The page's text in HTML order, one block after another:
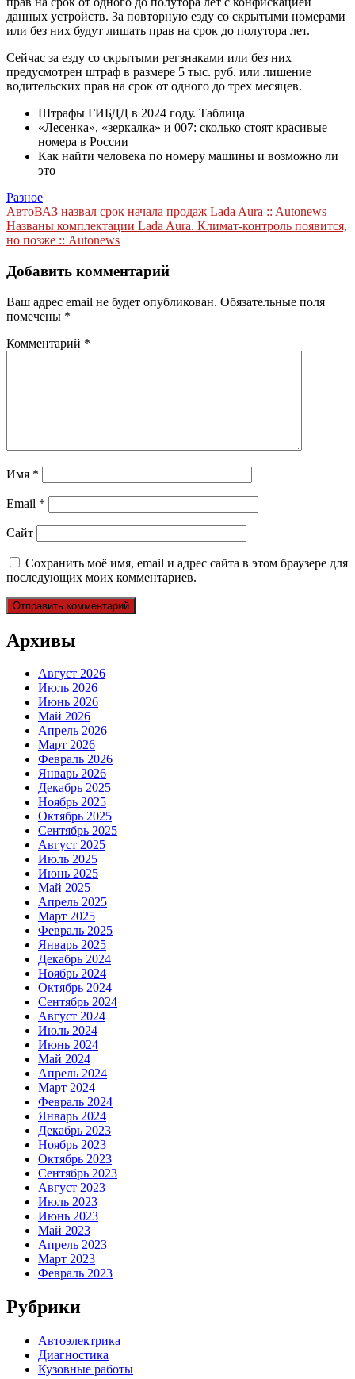
данных устройств. За повторную езду со скрытыми номерами
или без них будут лишать прав на срок до полутора лет.
Сейчас за езду со скрытыми регзнаками или без них
предусмотрен штраф в размере 5 тыс. руб. или лишение
водительских прав на срок от одного до трех месяцев.
Штрафы ГИБДД в 2024 году. Таблица
«Лесенка», «зеркалка» и 007: сколько стоят красивые
номера в России
Как найти человека по номеру машины и возможно ли
это
Разное
Навигация
по
АвтоВАЗ назвал срок начала продаж Lada Aura :: Autonews
Названы комплектации Lada Aura. Климат-контроль появится,
но позже :: Autonews
Добавить комментарий
Ваш адрес email не будет опубликован. Обязательные поля
помечены *
Комментарий *
Имя *
Email *
Сайт
Сохранить моё имя, email и адрес сайта в этом браузере для
последующих моих комментариев.
Архивы
Август 2026
Июль 2026
Июнь 2026
Май 2026
Апрель 2026
Март 2026
Февраль 2026
Январь 2026
Декабрь 2025
Ноябрь 2025
Октябрь 2025
Сентябрь 2025
Август 2025
Июль 2025
Июнь 2025
Май 2025
Апрель 2025
Март 2025
Февраль 2025
Январь 2025
Декабрь 2024
Ноябрь 2024
Октябрь 2024
Сентябрь 2024
Август 2024
Июль 2024
Июнь 2024
Май 2024
Апрель 2024
Март 2024
Февраль 2024
Январь 2024
Декабрь 2023
Ноябрь 2023
Октябрь 2023
Сентябрь 2023
Август 2023
Июль 2023
Июнь 2023
Май 2023
Апрель 2023
Март 2023
Февраль 2023
Рубрики
Автоэлектрика
Диагностика
Кузовные работы